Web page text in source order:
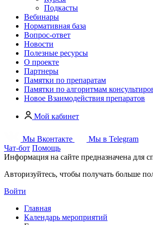
Подкасты
Вебинары
Нормативная база
Вопрос-ответ
Новости
Полезные ресурсы
О проекте
Партнеры
Памятки по препаратам
Памятки по алгоритмам
Новое Взаимодействия препаратов
Мой кабинет
Мы Вконтакте
Мы в Telegram
Чат-бот Помощь
Информация на сайте предназначена для
Авторизуйтесь, чтобы получать больше
Войти
Главная
Календарь мероприятий